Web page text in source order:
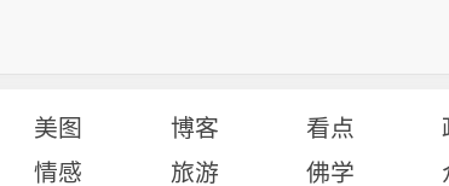
美图 博客 看点
情感 旅游 佛学